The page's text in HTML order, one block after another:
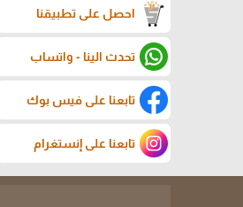
احصل على تطبيقنا
تحدث الينا - واتساب
تابعنا على فيس بوك
تابعنا على إنستغرام